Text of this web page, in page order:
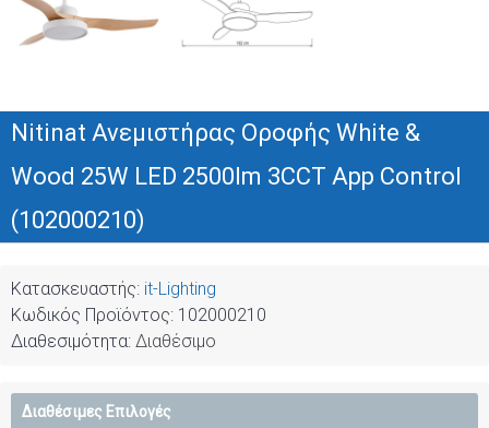
Nitinat Ανεμιστήρας Οροφής White &
Wood 25W LED 2500lm 3CCT App Control
(102000210)
Κατασκευαστής: it-Lighting
Κωδικός Προϊόντος: 102000210
Διαθεσιμότητα: Διαθέσιμο
Διαθέσιμες Επιλογές